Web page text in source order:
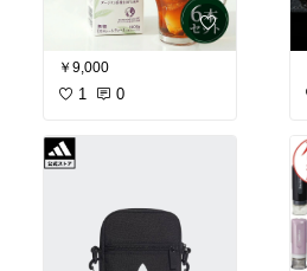
￥9,000
1 0